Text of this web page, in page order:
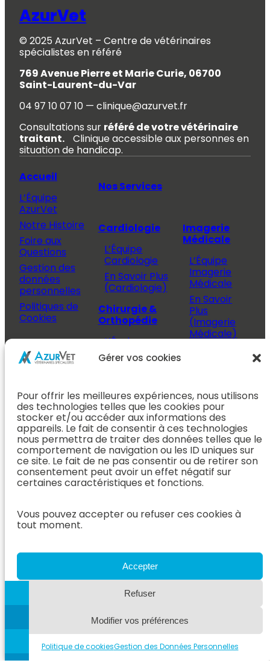
Gérer vos cookies
Pour offrir les meilleures expériences, nous utilisons
des technologies telles que les cookies pour
stocker et/ou accéder aux informations des
appareils. Le fait de consentir à ces technologies
nous permettra de traiter des données telles que le
comportement de navigation ou les ID uniques sur
ce site. Le fait de ne pas consentir ou de retirer son
consentement peut avoir un effet négatif sur
certaines caractéristiques et fonctions.
Vous pouvez accepter ou refuser ces cookies à
tout moment.
Accepter
Refuser
Modifier vos préférences
Politique de cookiesGestion des Données Personnelles
AzurVet
© 2025 AzurVet – Centre de vétérinaires
spécialistes en référé
769 Avenue Pierre et Marie Curie, 06700
Saint-Laurent-du-Var
04 97 10 07 10 — clinique@azurvet.fr
Consultations sur référé de votre vétérinaire
traitant. Clinique accessible aux personnes en
situation de handicap.
Accueil
L’Équipe
AzurVet
Notre Histoire
Foire aux
Questions
Gestion des
données
personnelles
Politiques de
Cookies
Propriétaire
Prendre
rendez-vous
Après mon
rendez-vous
Espace
Vétérinaire
cas
Nous rejoindre
AzurVet
Nos Services
Cardiologie
L’Équipe
Cardiologie
En Savoir Plus
(Cardiologie)
Chirurgie &
Orthopédie
L’Équipe
Chirurgie &
Orthopédie
(Chirurgie &
Orthopédie)
Dentisterie &
ORL
L’Équipe
Dentisterie &
ORL
(Dentisterie &
ORL)
L’Équipe
Hospitalisation
En Savoir Plus
(Hospitalisation)
Imagerie
Médicale
L’Équipe
Imagerie
Médicale
En Savoir
Plus
(Imagerie
Médicale)
Médecine
Interne
En Savoir
Plus
(Médecine
Interne)
Neurologie
Neurologie
(Neurologie)
Plus
(Oncologie)